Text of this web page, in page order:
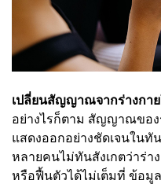
เปลี่ยนสัญญาณจากร่างกา
อย่างไรก็ตาม สัญญาณของ
แสดงออกอย่างชัดเจนใน
หลายคนไม่ทันสังเกตว่าร่า
หรือฟื้นตัวได้ไม่เต็มที่ ข้อ